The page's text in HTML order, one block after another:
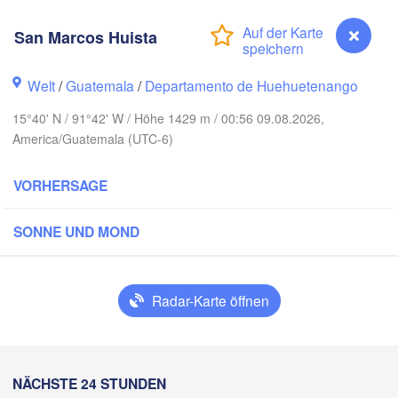
San Marcos Huista
Welt/Guatemala /Departamento de Huehuetenango
15°40' N / 91°42' W / Höhe 1429 m / 00:56 09.08.2026,
America/Guatemala (UTC-6)
VORHERSAGE
SONNE UND MOND
Radar-Karte öffnen
NÄCHSTE 24 STUNDEN
Coatzacoalcos
San Marcos Huista